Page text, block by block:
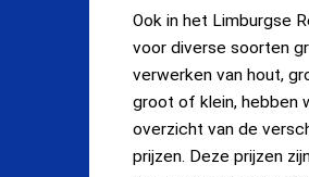
Ook in het Limburgse
voor diverse soorten
verwerken van hout,
groot of klein, hebben
overzicht van de
prijzen. Deze prijzen